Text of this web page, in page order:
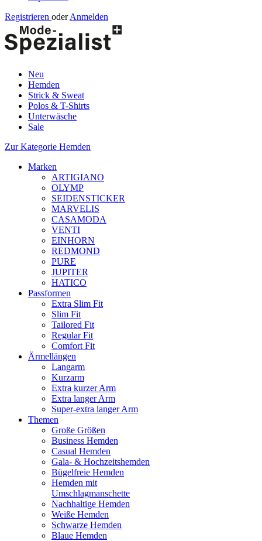
Registrieren oder Anmelden
Neu
Hemden
Strick & Sweat
Polos & T-Shirts
Unterwäsche
Sale
Zur Kategorie Hemden
Marken
ARTIGIANO
OLYMP
SEIDENSTICKER
MARVELIS
CASAMODA
VENTI
EINHORN
REDMOND
PURE
JUPITER
HATICO
Passformen
Extra Slim Fit
Slim Fit
Tailored Fit
Regular Fit
Comfort Fit
Ärmellängen
Langarm
Kurzarm
Extra kurzer Arm
Extra langer Arm
Super-extra langer Arm
Themen
Große Größen
Business Hemden
Casual Hemden
Gala- & Hochzeitshemden
Bügelfreie Hemden
Hemden mit
Umschlagmanschette
Nachhaltige Hemden
Weiße Hemden
Schwarze Hemden
Blaue Hemden